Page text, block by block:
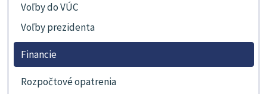
Voľby do VÚC
Voľby prezidenta
Financie
Rozpočtové opatrenia